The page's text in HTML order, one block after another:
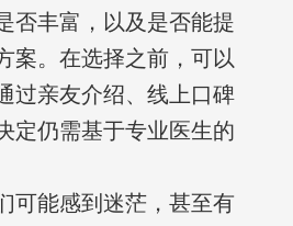
否丰富，以及是否能提
案。在选择之前，可以
过亲友介绍、线上口碑
定仍需基于专业医生的
可能感到迷茫，甚至有